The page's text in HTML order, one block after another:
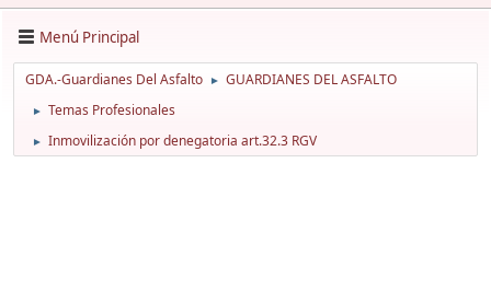
Menú Principal
GDA.-Guardianes Del Asfalto ► GUARDIANES DEL ASFALTO
► Temas Profesionales
► Inmovilización por denegatoria art.32.3 RGV